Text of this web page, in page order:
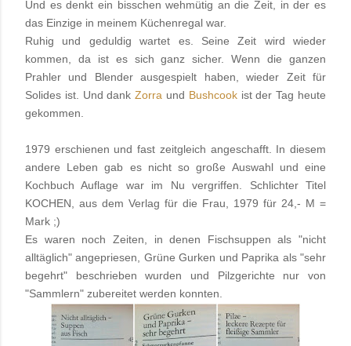
Und es denkt ein bisschen wehmütig an die Zeit, in der es
das Einzige in meinem Küchenregal war.
Ruhig und geduldig wartet es. Seine Zeit wird wieder
kommen, da ist es sich ganz sicher. Wenn die ganzen
Prahler und Blender ausgespielt haben, wieder Zeit für
Solides ist. Und dankZorra und Bushcookist der Tag heute
gekommen.
1979 erschienen und fast zeitgleich angeschafft. In diesem
andere Leben gab es nicht so große Auswahl und eine
Kochbuch Auflage war im Nu vergriffen. Schlichter Titel
KOCHEN, aus dem Verlag für die Frau, 1979 für 24,- M =
Mark ;)
Es waren noch Zeiten, in denen Fischsuppen als "nicht
alltäglich" angepriesen, Grüne Gurken und Paprika als "sehr
begehrt" beschrieben wurden und Pilzgerichte nur von
"Sammlern" zubereitet werden konnten.